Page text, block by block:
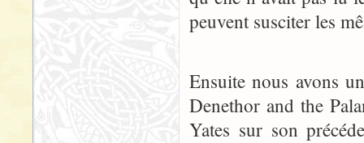
peuvent susciter les
Ensuite nous avons
Denethor and the
Yates sur son